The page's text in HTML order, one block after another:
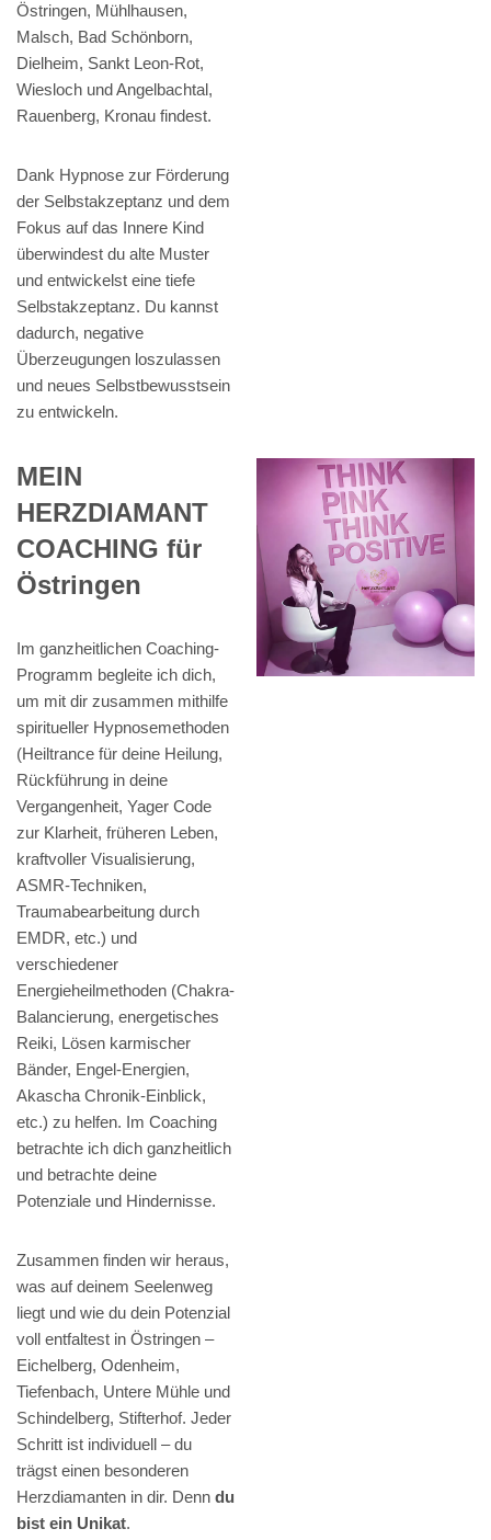
Östringen, Mühlhausen,
Malsch, Bad Schönborn,
Dielheim, Sankt Leon-Rot,
Wiesloch und Angelbachtal,
Rauenberg, Kronau findest.
Dank Hypnose zur Förderung
der Selbstakzeptanz und dem
Fokus auf das Innere Kind
überwindest du alte Muster
und entwickelst eine tiefe
Selbstakzeptanz. Du kannst
dadurch, negative
Überzeugungen loszulassen
und neues Selbstbewusstsein
zu entwickeln.
MEIN
HERZDIAMANT
COACHING für
Östringen
Im ganzheitlichen Coaching-
Programm begleite ich dich,
um mit dir zusammen mithilfe
spiritueller Hypnosemethoden
(Heiltrance für deine Heilung,
Rückführung in deine
Vergangenheit, Yager Code
zur Klarheit, früheren Leben,
kraftvoller Visualisierung,
ASMR-Techniken,
Traumabearbeitung durch
EMDR, etc.) und
verschiedener
Energieheilmethoden (Chakra-
Balancierung, energetisches
Reiki, Lösen karmischer
Bänder, Engel-Energien,
Akascha Chronik-Einblick,
etc.) zu helfen. Im Coaching
betrachte ich dich ganzheitlich
und betrachte deine
Potenziale und Hindernisse.
Zusammen finden wir heraus,
was auf deinem Seelenweg
liegt und wie du dein Potenzial
voll entfaltest in Östringen –
Eichelberg, Odenheim,
Tiefenbach, Untere Mühle und
Schindelberg, Stifterhof. Jeder
Schritt ist individuell – du
trägst einen besonderen
Herzdiamanten in dir. Denn du
bist ein Unikat.